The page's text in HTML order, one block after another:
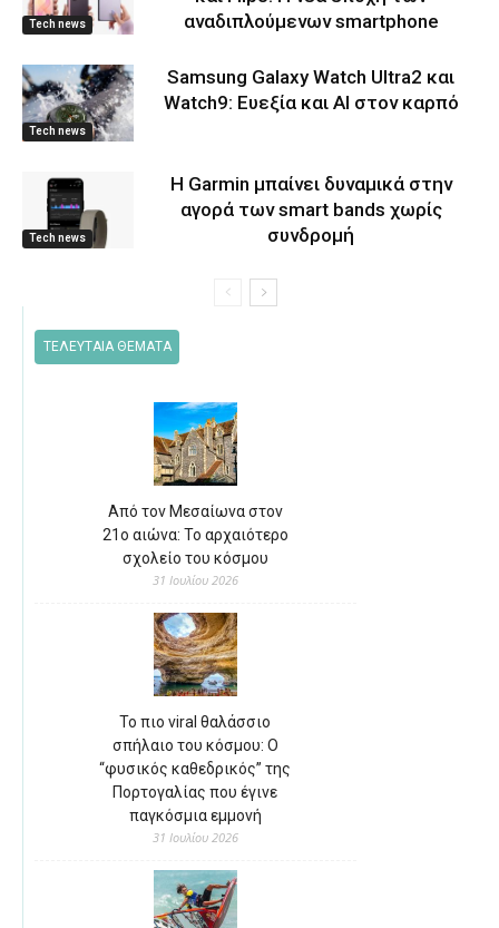
Tech news
αναδιπλούμενων smartphone
Tech news
Samsung Galaxy Watch Ultra2 και
Watch9: Ευεξία και AI στον καρπό
Tech news
Η Garmin μπαίνει δυναμικά στην
αγορά των smart bands χωρίς
συνδρομή
ΤΕΛΕΥΤΑΙΑ ΘΕΜΑΤΑ
Από τον Μεσαίωνα στον
21ο αιώνα: Το αρχαιότερο
σχολείο του κόσμου
31 Ιουλίου 2026
Το πιο viral θαλάσσιο
σπήλαιο του κόσμου: Ο
“φυσικός καθεδρικός” της
Πορτογαλίας που έγινε
παγκόσμια εμμονή
31 Ιουλίου 2026